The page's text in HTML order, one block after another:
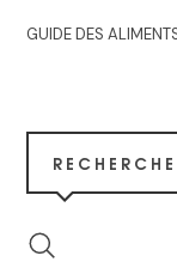
GUIDE DES
RECHERCHE